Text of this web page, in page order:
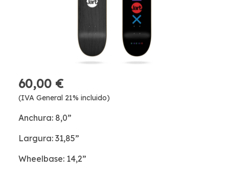
60,00 €
(IVA General 21% incluido)
Anchura: 8,0”
Largura: 31,85”
Wheelbase: 14,2”